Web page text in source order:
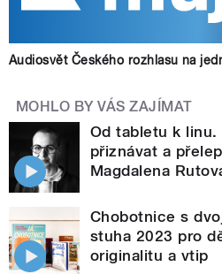
Audiosvět Českého rozhlasu na
MOHLO BY VÁS ZAJÍMAT
Od tabletu k linu.
přiznávat a
Magdalena
Chobotnice s
stuha 2023 pro
originalitu a vtip